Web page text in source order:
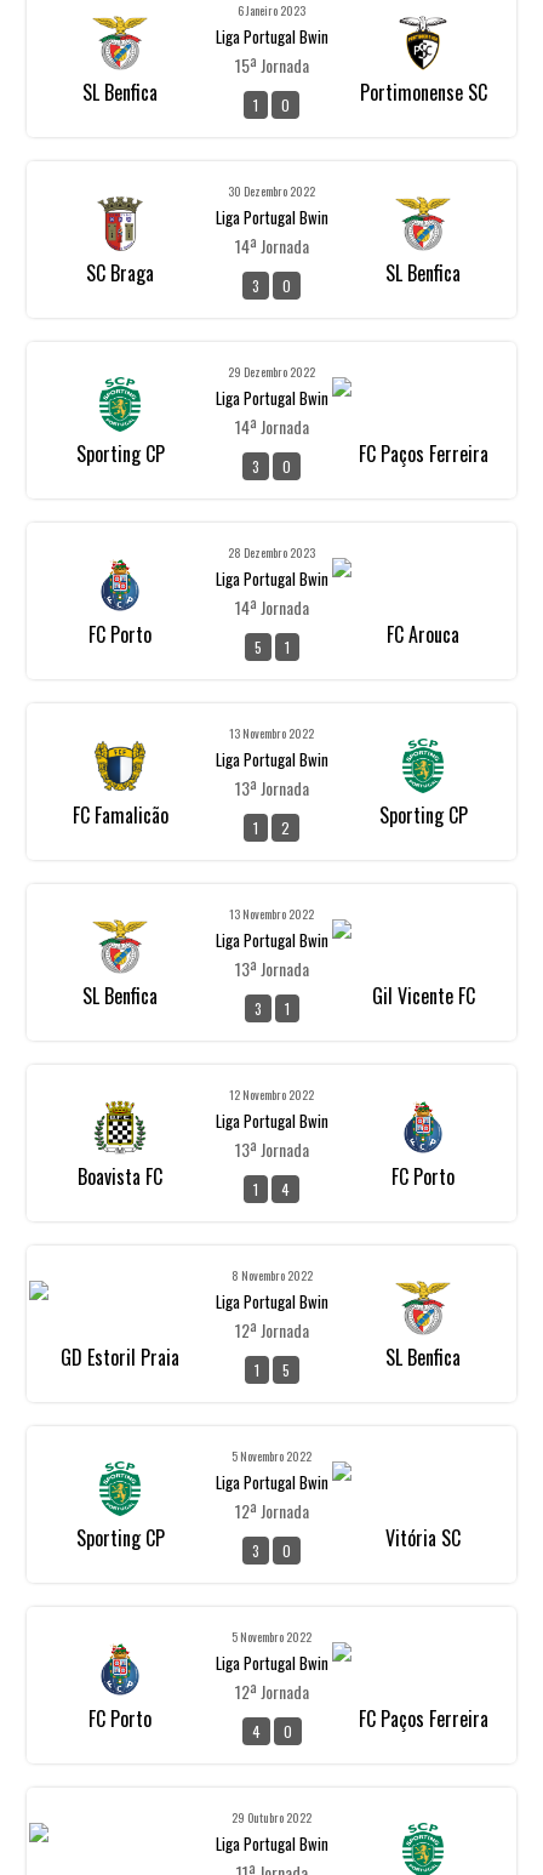
SL Benfica
6 Janeiro 2023
Liga Portugal Bwin
15ª Jornada
1 0 Portimonense SC
SC Braga
30 Dezembro 2022
Liga Portugal Bwin
14ª Jornada
3 0 SL Benfica
Sporting CP
29 Dezembro 2022
Liga Portugal Bwin
14ª Jornada
3 0 FC Paços Ferreira
FC Porto
28 Dezembro 2023
Liga Portugal Bwin
14ª Jornada
5 1 FC Arouca
FC Famalicão
13 Novembro 2022
Liga Portugal Bwin
13ª Jornada
1 2 Sporting CP
SL Benfica
13 Novembro 2022
Liga Portugal Bwin
13ª Jornada
3 1 Gil Vicente FC
Boavista FC
12 Novembro 2022
Liga Portugal Bwin
13ª Jornada
1 4 FC Porto
GD Estoril Praia
8 Novembro 2022
Liga Portugal Bwin
12ª Jornada
1 5 SL Benfica
Sporting CP
5 Novembro 2022
Liga Portugal Bwin
12ª Jornada
3 0 Vitória SC
FC Porto
5 Novembro 2022
Liga Portugal Bwin
12ª Jornada
4 0 FC Paços Ferreira
29 Outubro 2022
Liga Portugal Bwin